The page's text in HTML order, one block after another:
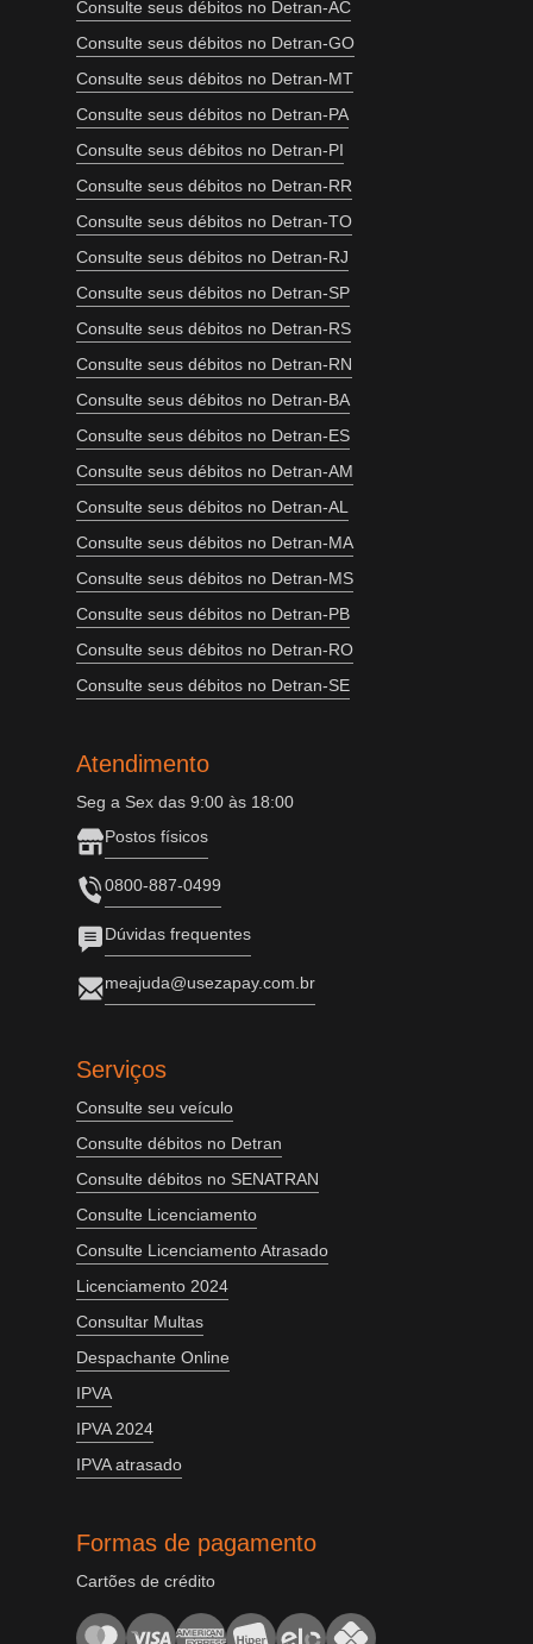
Consulte seus débitos no Detran-AC
Consulte seus débitos no Detran-GO
Consulte seus débitos no Detran-MT
Consulte seus débitos no Detran-PA
Consulte seus débitos no Detran-PI
Consulte seus débitos no Detran-RR
Consulte seus débitos no Detran-TO
Consulte seus débitos no Detran-RJ
Consulte seus débitos no Detran-SP
Consulte seus débitos no Detran-RS
Consulte seus débitos no Detran-RN
Consulte seus débitos no Detran-BA
Consulte seus débitos no Detran-ES
Consulte seus débitos no Detran-AM
Consulte seus débitos no Detran-AL
Consulte seus débitos no Detran-MA
Consulte seus débitos no Detran-MS
Consulte seus débitos no Detran-PB
Consulte seus débitos no Detran-RO
Consulte seus débitos no Detran-SE
Atendimento
Seg a Sex das 9:00 às 18:00
Postos físicos
0800-887-0499
Dúvidas frequentes
meajuda@usezapay.com.br
Serviços
Consulte seu veículo
Consulte débitos no Detran
Consulte débitos no SENATRAN
Consulte Licenciamento
Consulte Licenciamento Atrasado
Licenciamento 2024
Consultar Multas
Despachante Online
IPVA
IPVA 2024
IPVA atrasado
Formas de pagamento
Cartões de crédito